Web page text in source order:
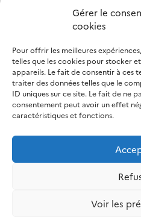
Gérer le
cookies
Pour offrir les meilleures
telles que les cookies pour stocker
appareils. Le fait de consentir à ces
traiter des données telles que le
ID uniques sur ce site. Le fait de ne
consentement peut avoir un effet
caractéristiques et fonctions.
Voir les
Opéré par
Protection des